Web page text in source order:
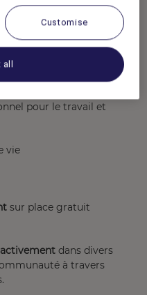
pour le travail et
vie
sur place gratuit
dans divers
à travers
Customise
all